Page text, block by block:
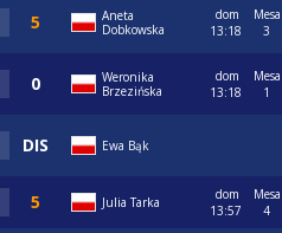
Aneta
Dobkowska
dom
13:18
Mesa
3
Weronika
Brzezińska
dom
13:18
Mesa
1
Ewa Bąk
Julia Tarka
dom
13:57
Mesa
4